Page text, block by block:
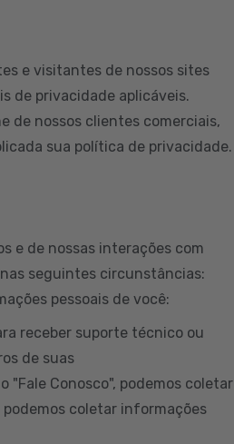
e visitantes de nossos sites
de privacidade aplicáveis.
de nossos clientes comerciais,
sua política de privacidade.
e de nossas interações com
seguintes circunstâncias:
pessoais de você:
receber suporte técnico ou
de suas
Conosco", podemos coletar
coletar informações